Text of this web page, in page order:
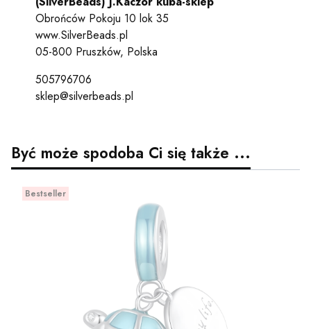
Obrońców Pokoju 10 lok 35
www.SilverBeads.pl
05-800 Pruszków, Polska
505796706
sklep@silverbeads.pl
Być może spodoba Ci się także ...
Bestseller